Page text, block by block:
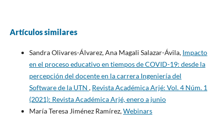
Artículos similares
Sandra Olivares-Álvarez, Ana Magali Salazar-Ávila, Impacto
en el proceso educativo en tiempos de COVID-19: desde la
percepción del docente en la carrera Ingeniería del
Software de la UTN , Revista Académica Arjé: Vol. 4 Núm. 1
(2021): Revista Académica Arjé, enero a junio
María Teresa Jiménez Ramírez,Webinars